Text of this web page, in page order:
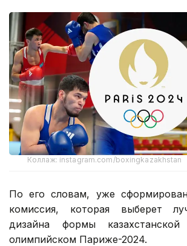
Коллаж: instagram.com/boxingkazakhstan
По его словам, уже
комиссия, которая выберет
дизайна формы
олимпийском Париже-2024.